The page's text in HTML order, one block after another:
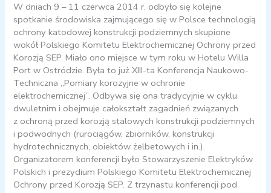
W dniach 9 – 11 czerwca 2014 r. odbyło się kolejne
spotkanie środowiska zajmującego się w Polsce technologią
ochrony katodowej konstrukcji podziemnych skupione
wokół Polskiego Komitetu Elektrochemicznej Ochrony przed
Korozją SEP. Miało ono miejsce w tym roku w Hotelu Willa
Port w Ostródzie. Była to już XIII-ta Konferencja Naukowo-
Techniczna „Pomiary korozyjne w ochronie
elektrochemicznej”. Odbywa się ona tradycyjnie w cyklu
dwuletnim i obejmuje całokształt zagadnień związanych
z ochroną przed korozją stalowych konstrukcji podziemnych
i podwodnych (rurociągów, zbiorników, konstrukcji
hydrotechnicznych, obiektów żelbetowych i in.).
Organizatorem konferencji było Stowarzyszenie Elektryków
Polskich i prezydium Polskiego Komitetu Elektrochemicznej
Ochrony przed Korozją SEP. Z trzynastu konferencji pod